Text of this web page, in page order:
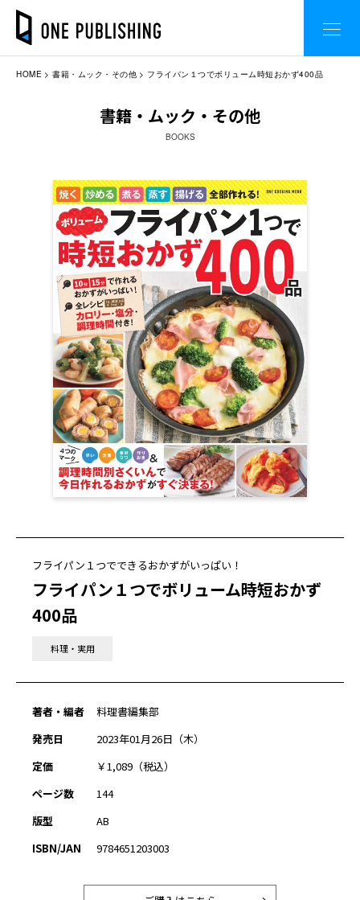
HOME 書籍・ムック・その他 フライパン１つでボリューム時短おかず400品
書籍・ムック・その他
BOOKS
フライパン１つでできるおかずがいっぱい！
フライパン１つでボリューム時短おかず
400品
料理・実用
著者・編者
料理書編集部
発売日
2023年01月26日（木）
定価
￥1,089（税込）
ページ数
144
版型
AB
ISBN/JAN
9784651203003